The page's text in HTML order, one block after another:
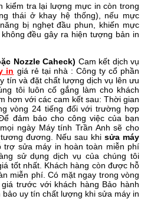
kiểm tra lại lượng mực in còn trong
thái ở khay hệ thống), nếu mực
bị nghẹt đầu phun, khiến mực
đều gây ra hiện tượng bản in
Nozzle Caheck) Cam kết dịch vụ
in giá rẻ tại nhà : Công ty cổ phần
tín và đặt chất lượng dịch vụ lên ưu
tôi luôn cố gắng làm cho khách
hơn với các cam kết sau: Thời gian
vòng 24 tiếng đối với trường hợp
đảm bảo cho công việc của bạn
ngày Máy tính Trần Anh sẽ cho
đương. Nếu sau khi sửa máy
trợ sửa máy in hoàn toàn miễn phí
sử dụng dịch vụ của chúng tôi
tốt nhất. Khách hàng còn được hỗ
miễn phí. Có mặt ngay trong vòng
trước với khách hàng Bảo hành
bảo uy tín chất lượng khi sửa máy in